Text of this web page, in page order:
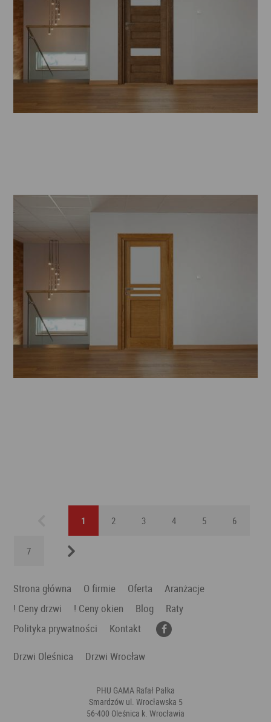
1 2 3 4 5 6
7 Next
Strona główna O firmie Oferta
Aranżacje
! Ceny drzwi
! Ceny okien Blog
Raty
Polityka prywatności
Kontakt
Drzwi Oleśnica
Drzwi Wrocław
PHU GAMA Rafał Pałka
Smardzów ul. Wrocławska 5
56-400 Oleśnica k. Wrocławia